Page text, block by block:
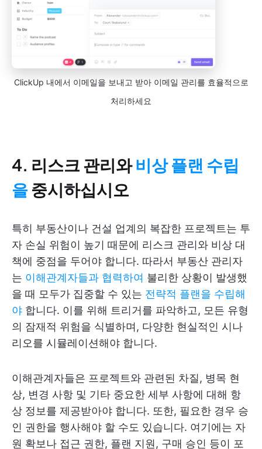
ClickUp 내에서 이메일을 보내고 받아 이메일 관리를 효율적으로
처리하세요
4. 리스크 관리와비상 플랜 수립
을 중시하십시오
특히 부동산이나 건설 업계의 복잡한 프로젝트는 투
자 손실 위험이 높기 때문에 리스크 관리와 비상 대
책에 중점을 두어야 합니다. 따라서 부동산 관리자
는 이해관계자들과 협력하여 불리한 상황이 발생했
을 때 모두가 집중할 수 있는 전략적 플랜을 수립해
야 합니다. 이를 위해 트리거를 파악하고, 모든 유형
의 잠재적 위험을 식별하며, 다양한 현실적인 시나
리오를 시뮬레이션해야 합니다.
이해관계자들은 프로젝트와 관련된 차질, 병목 현
상, 변경 사항 및 기타 중요한 세부 사항에 대해 항
상 정보를 제공받아야 합니다. 또한, 필요한 경우 승
인 권한을 행사해야 할 수도 있습니다. 여기에는 자
원 확보나 접근 권한, 플랜 지원, 구매 승인 등이 포